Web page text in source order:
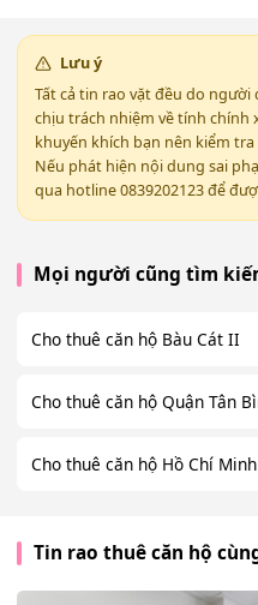
Lưu ý
Tất cả tin rao vặt đều do
chịu trách nhiệm về tính chính
khuyến khích bạn nên kiểm
Nếu phát hiện nội dung sai
qua hotline 0839202123 để
Mọi người cũng tìm
Cho thuê căn hộ Bàu Cát II
Cho thuê căn hộ Quận Tân
Cho thuê căn hộ Hồ Chí Minh
Tin rao thuê căn hộ